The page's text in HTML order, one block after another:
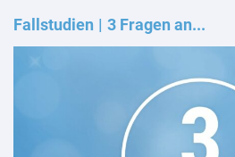
Fallstudien 3 Fragen an...